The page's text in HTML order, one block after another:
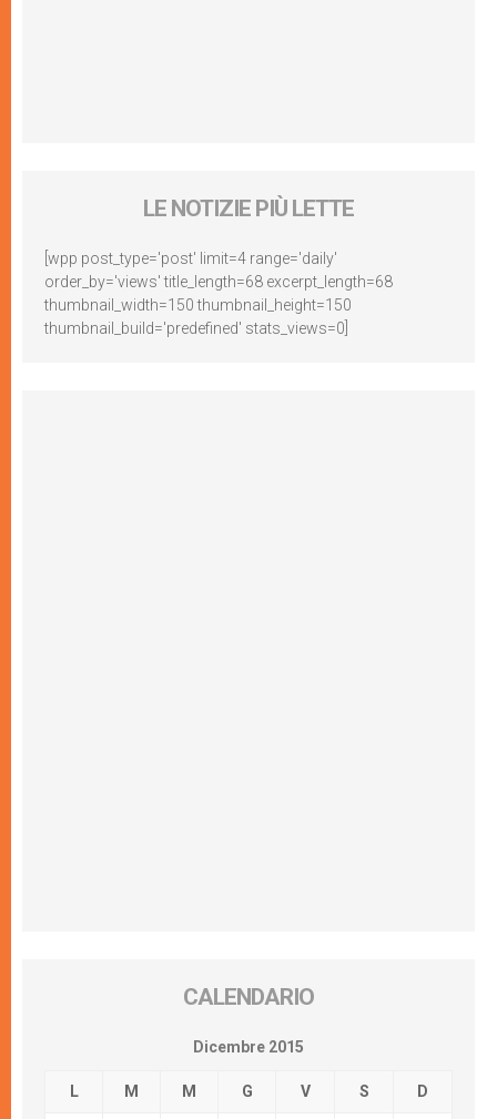
LE NOTIZIE PIÙ LETTE
[wpp post_type='post' limit=4 range='daily'
order_by='views' title_length=68 excerpt_length=68
thumbnail_width=150 thumbnail_height=150
thumbnail_build='predefined' stats_views=0]
CALENDARIO
Dicembre 2015
L M M G V S D